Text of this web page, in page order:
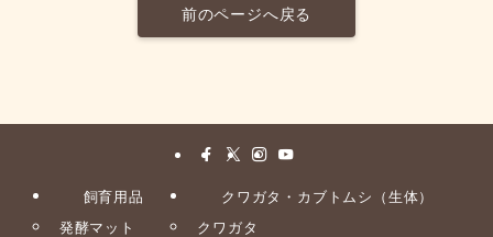
前のページへ戻る
飼育用品
発酵マット
クワガタ・カブトムシ（生体）
クワガタ